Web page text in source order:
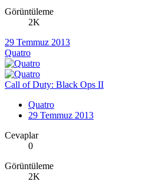
Görüntüleme
2K
29 Temmuz 2013
Quatro
Call of Duty: Black Ops II
Quatro
29 Temmuz 2013
Cevaplar
0
Görüntüleme
2K